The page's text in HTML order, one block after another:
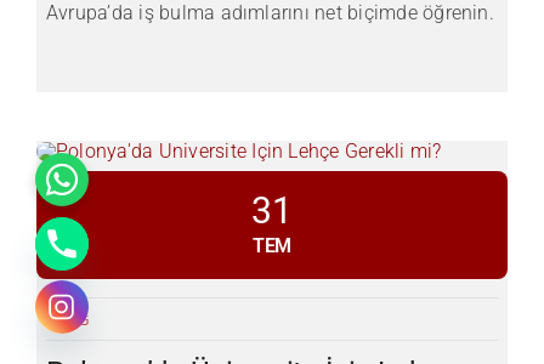
Avrupa’da iş bulma adımlarını net biçimde öğrenin.
31
TEM
BLOG